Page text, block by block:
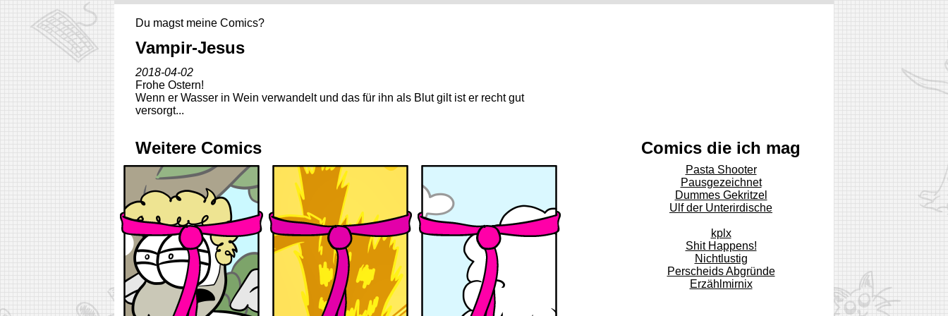
Du magst meine Comics?
Vampir-Jesus
2018-04-02
Frohe Ostern!
Wenn er Wasser in Wein verwandelt und das für ihn als Blut gilt ist er recht gut
versorgt...
Weitere Comics Comics die ich mag
Pasta Shooter
Pausgezeichnet
Dummes Gekritzel
Ulf der Unterirdische
kplx
Shit Happens!
Nichtlustig
Perscheids Abgründe
Erzählmirnix